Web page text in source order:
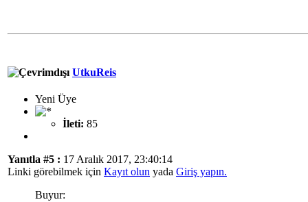
UtkuReis
Yeni Üye
İleti: 85
Yanıtla #5 : 17 Aralık 2017, 23:40:14
Linki görebilmek için Kayıt olun yada Giriş yapın.
Buyur: